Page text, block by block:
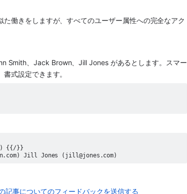
働きをしますが、すべてのユーザー属性への完全なアク
Smith、Jack Brown、Jill Jones があるとします。スマー
式設定できます。
Jill Jones (jill@jones.com)
記事についてのフィードバックを送信する